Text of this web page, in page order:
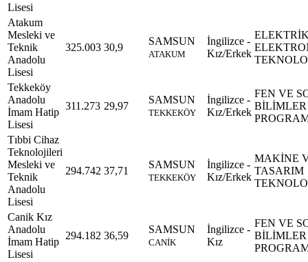
Lisesi
Atakum
Mesleki ve
Teknik
Anadolu
Lisesi
325.003 30,9
SAMSUN
ATAKUM
İngilizce -
Kız/Erkek
Tekkeköy
Anadolu
İmam Hatip
Lisesi
311.273 29,97
SAMSUN
TEKKEKÖY
İngilizce -
Kız/Erkek
FEN VE
BİLİMLER
Tıbbi Cihaz
Teknolojileri
Mesleki ve
Teknik
Anadolu
Lisesi
294.742 37,71
SAMSUN
TEKKEKÖY
İngilizce -
Kız/Erkek
MAKİNE
TASARIM
Canik Kız
Anadolu
İmam Hatip
Lisesi
294.182 36,59
SAMSUN
CANİK
İngilizce -
Kız
FEN VE
BİLİMLER